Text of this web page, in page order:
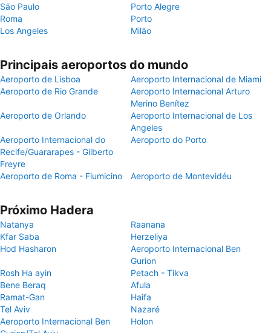
São Paulo
Porto Alegre
Roma
Porto
Los Angeles
Milão
Principais aeroportos do mundo
Aeroporto de Lisboa
Aeroporto Internacional de Miami
Aeroporto de Rio Grande
Aeroporto Internacional Arturo
Merino Benítez
Aeroporto de Orlando
Aeroporto Internacional de Los
Angeles
Aeroporto Internacional do
Recife/Guararapes - Gilberto
Freyre
Aeroporto do Porto
Aeroporto de Roma - Fiumicino Aeroporto de Montevidéu
Próximo Hadera
Natanya
Raanana
Kfar Saba
Herzeliya
Hod Hasharon
Aeroporto Internacional Ben
Gurion
Rosh Ha ayin
Petach - Tikva
Bene Beraq
Afula
Ramat-Gan
Haifa
Tel Aviv
Nazaré
Aeroporto Internacional Ben
Holon